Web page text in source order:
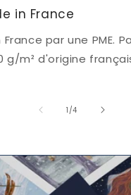
in France
par une PME.
g/m² d'origine
1 /de
4